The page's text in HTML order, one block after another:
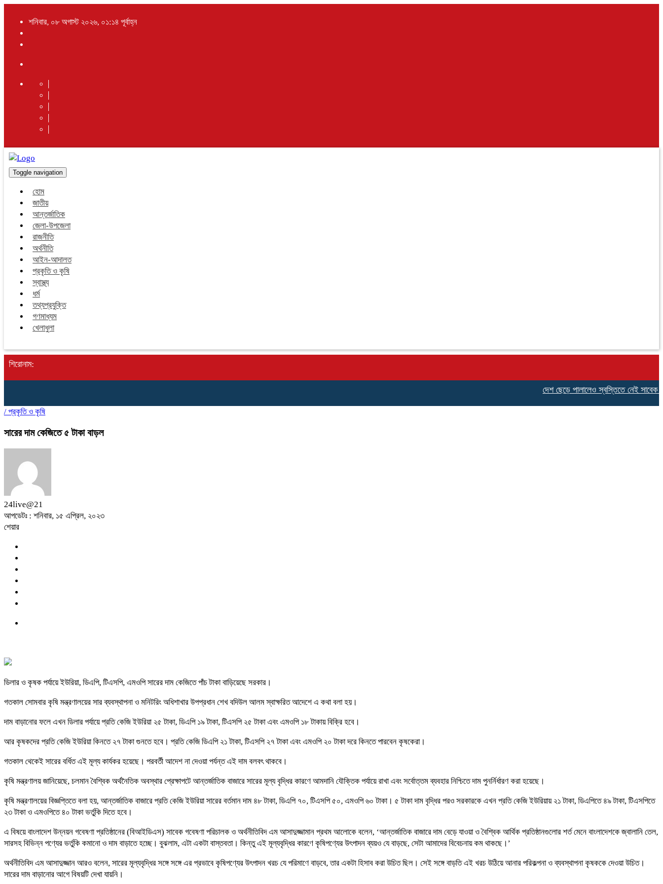
শনিবার, ০৮ অগাস্ট ২০২৬, ০১:১৪ পূর্বাহ্ন
Toggle navigation
হোম
জাতীয়
আন্তর্জাতিক
জেলা-উপজেলা
রাজনীতি
অর্থনীতি
আইন-আদালত
প্রকৃতি ও কৃষি
স্বাস্থ্য
ধর্ম
তথ্যপ্রযুক্তি
গণমাধ্যম
খেলাধুলা
শিরোনাম:
দেশ ছেড়ে পালালেও স্বস্তিতে নেই সাবেক
/ প্রকৃতি ও কৃষি
সারের দাম কেজিতে ৫ টাকা বাড়ল
24live@21
আপডেটঃ : শনিবার, ১৫ এপ্রিল, ২০২৩
শেয়ার
ডিলার ও কৃষক পর্যায়ে ইউরিয়া, ডিএপি, টিএসপি, এমওপি সারের দাম কেজিতে পাঁচ টাকা বাড়িয়েছে সরকার।
গতকাল সোমবার কৃষি মন্ত্রণালয়ের সার ব্যবস্থাপনা ও মনিটরিং অধিশাখার উপপ্রধান শেখ বদিউল আলম স্বাক্ষরিত আদেশে এ কথা বলা হয়।
দাম বাড়ানোর ফলে এখন ডিলার পর্যায়ে প্রতি কেজি ইউরিয়া ২৫ টাকা, ডিএপি ১৯ টাকা, টিএসপি ২৫ টাকা এবং এমওপি ১৮ টাকায় বিক্রি হবে।
আর কৃষকদের প্রতি কেজি ইউরিয়া কিনতে ২৭ টাকা গুনতে হবে। প্রতি কেজি ডিএপি ২১ টাকা, টিএসপি ২৭ টাকা এবং এমওপি ২০ টাকা দরে কিনতে পারবেন কৃষকেরা।
গতকাল থেকেই সারের বর্ধিত এই মূল্য কার্যকর হয়েছে। পরবর্তী আদেশ না দেওয়া পর্যন্ত এই দাম বলবৎ থাকবে।
কৃষি মন্ত্রণালয় জানিয়েছে, চলমান বৈশ্বিক অর্থনৈতিক অবস্থার প্রেক্ষাপটে আন্তর্জাতিক বাজারে সারের মূল্য বৃদ্ধির কারণে আমদানি যৌক্তিক পর্যায়ে রাখা এবং সর্বোত্তম ব্যবহার নিশ্চিতে দাম পুনর্নির্ধারণ করা হয়েছে।
কৃষি মন্ত্রণালয়ের বিজ্ঞপ্তিতে বলা হয়, আন্তর্জাতিক বাজারে প্রতি কেজি ইউরিয়া সারের বর্তমান দাম ৪৮ টাকা, ডিএপি ৭০, টিএসপি ৫০, এমওপি ৬০ টাকা। ৫ টাকা দাম বৃদ্ধির পরও সরকারকে এখন প্রতি কেজি ইউরিয়ায় ২১ টাকা, ডিএপিতে ৪৯ টাকা, টিএসপিতে
২৩ টাকা ও এমওপিতে ৪০ টাকা ভর্তুকি দিতে হবে।
এ বিষয়ে বাংলাদেশ উন্নয়ন গবেষণা প্রতিষ্ঠানের (বিআইডিএস) সাবেক গবেষণা পরিচালক ও অর্থনীতিবিদ এম আসাদুজ্জামান প্রথম আলোকে বলেন, ‘আন্তর্জাতিক বাজারে দাম বেড়ে যাওয়া ও বৈশ্বিক আর্থিক প্রতিষ্ঠানগুলোর শর্ত মেনে বাংলাদেশকে জ্বালানি তেল,
সারসহ বিভিন্ন পণ্যের ভর্তুকি কমানো ও দাম বাড়াতে হচ্ছে। বুঝলাম, এটা একটা বাস্তবতা। কিন্তু এই মূল্যবৃদ্ধির কারণে কৃষিপণ্যের উৎপাদন ব্যয়ও যে বাড়ছে, সেটা আমাদের বিবেচনায় কম থাকছে।’
অর্থনীতিবিদ এম আসাদুজ্জান আরও বলেন, সারের মূল্যবৃদ্ধির সঙ্গে সঙ্গে এর প্রভাবে কৃষিপণ্যের উৎপাদন খরচ যে পরিমাণে বাড়বে, তার একটা হিসাব করা উচিত ছিল। সেই সঙ্গে বাড়তি এই খরচ উঠিয়ে আনার পরিকল্পনা ও ব্যবস্থাপনা কৃষককে দেওয়া উচিত।
সারের দাম বাড়ানোর আগে বিষয়টি দেখা যায়নি।